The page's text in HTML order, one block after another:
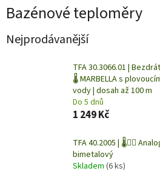
Bazénové teploměry
Nejprodávanější
TFA 30.3066.01 |
🌡️ MARBELLA s
vody | dosah až 100 m
Do 5 dnů
1 249 Kč
TFA 40.2005 | 🌡️🏊‍♀️
bimetalový
Skladem (6 ks)